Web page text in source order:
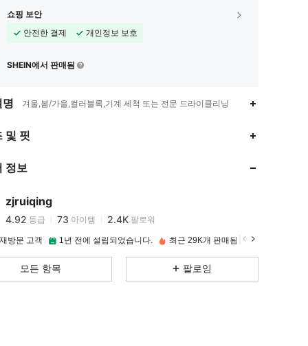
쇼핑 보안
안전한 결제
개인정보 보호
SHEIN에서 판매됨
겨울,봄/가을,컬러블록,기계 세척 또는 전문 드라이클리닝
및 핏
정보
zjruiqing
4.92
4.92 등급 73 아이템 2.4K 팔로워
4.92 73 2.4K
방문 고객 1년 전에 설립되었습니다. 최근 29K개 판매됨
모든 항목 팔로잉